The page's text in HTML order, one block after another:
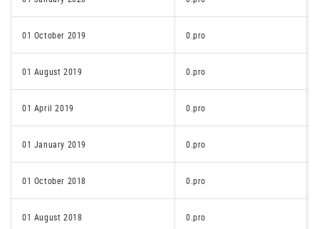
01 October 2019 0.pro
01 August 2019 0.pro
01 April 2019 0.pro
01 January 2019 0.pro
01 October 2018 0.pro
01 August 2018 0.pro